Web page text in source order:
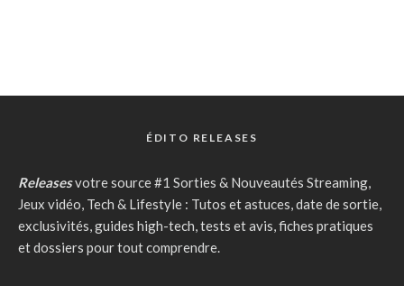
ÉDITO RELEASES
Releasesvotre source #1 Sorties & Nouveautés Streaming,
Jeux vidéo, Tech & Lifestyle : Tutos et astuces, date de sortie,
exclusivités, guides high-tech, tests et avis, fiches pratiques
et dossiers pour tout comprendre.